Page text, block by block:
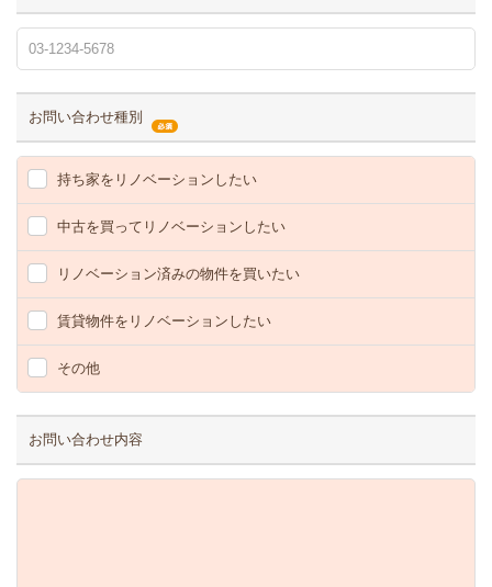
お問い合わせ種別
持ち家をリノベーションしたい
中古を買ってリノベーションしたい
リノベーション済みの物件を買いたい
賃貸物件をリノベーションしたい
その他
お問い合わせ内容